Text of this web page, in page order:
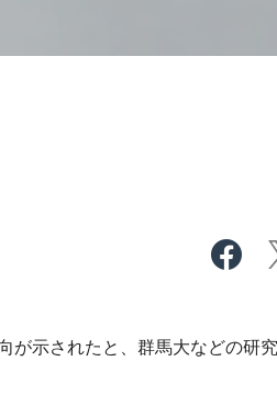
示されたと、群馬大などの研